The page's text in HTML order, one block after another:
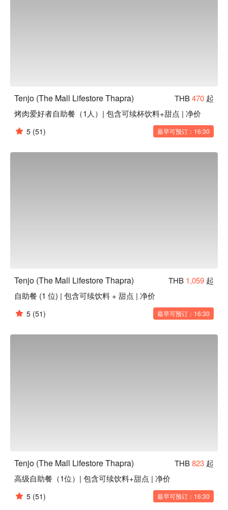
Tenjo (The Mall Lifestore Thapra) THB470 起
烤肉爱好者自助餐（1人）| 包含可续杯饮料+甜点 | 净价
5 (51) 最早可预订：16:30
Tenjo (The Mall Lifestore Thapra) THB 1,059 起
自助餐 (1 位) | 包含可续饮料 + 甜点 | 净价
5 (51) 最早可预订：16:30
Tenjo (The Mall Lifestore Thapra) THB823 起
高级自助餐（1位）| 包含可续饮料+甜点 | 净价
5 (51) 最早可预订：16:30